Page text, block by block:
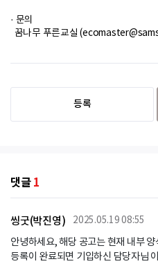
· 문의
꿈나무 푸른교실
등록
댓글 1
씽굿(박진영) 2025.05.19 08:55
안녕하세요, 해당 공고는 현재 내부
등록이 완료되면 기입하신 담당자님